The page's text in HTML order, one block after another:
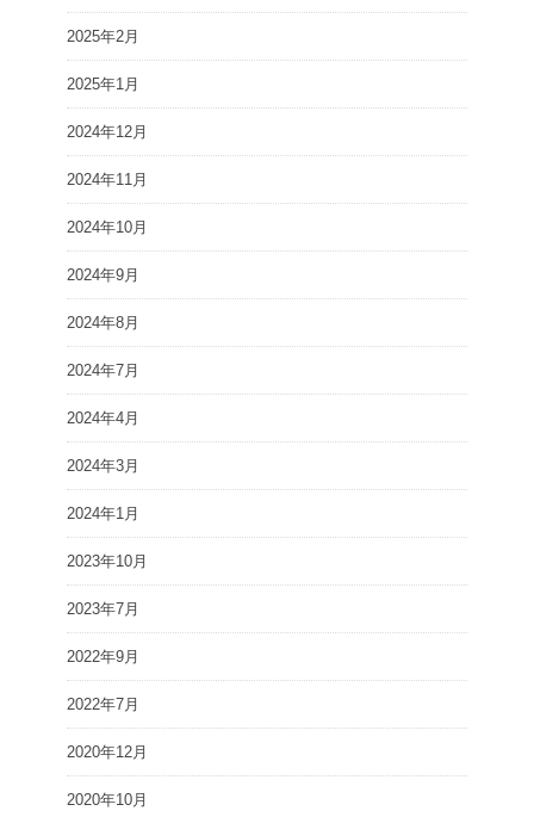
2025年2月
2025年1月
2024年12月
2024年11月
2024年10月
2024年9月
2024年8月
2024年7月
2024年4月
2024年3月
2024年1月
2023年10月
2023年7月
2022年9月
2022年7月
2020年12月
2020年10月